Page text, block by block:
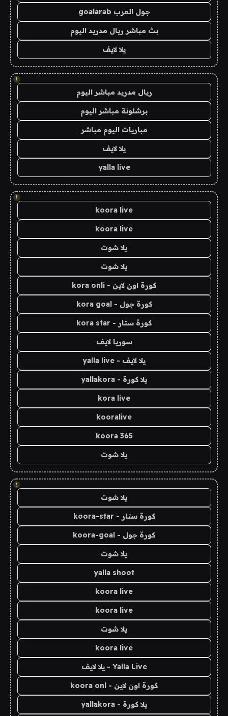
جول العرب goalarab
بث مباشر ريال مدريد اليوم
يلا لايف
!
ريال مدريد مباشر اليوم
برشلونة مباشر اليوم
مباريات اليوم مباشر
يلا لايف
yalla live
!
koora live
koora live
يلا شوت
يلا شوت
كورة اون لاين - kora onli
كورة جول - kora goal
كورة ستار - kora star
سوريا لايف
يلا لايف - yalla live
يلا كورة - yallakora
kora live
kooralive
koora 365
يلا شوت
!
يلا شوت
كورة ستار - koora-star
كورة جول - koora-goal
يلا شوت
yalla shoot
koora live
koora live
يلا شوت
koora live
Yalla Live - يلا لايف
كورة اون لاين - koora onl
يلا كورة - yallakora